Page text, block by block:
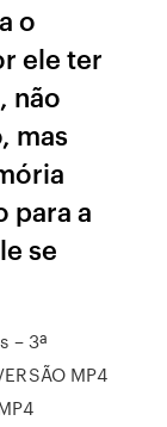
o
ele ter
não
mas
para a
se
– 3ª
MP4